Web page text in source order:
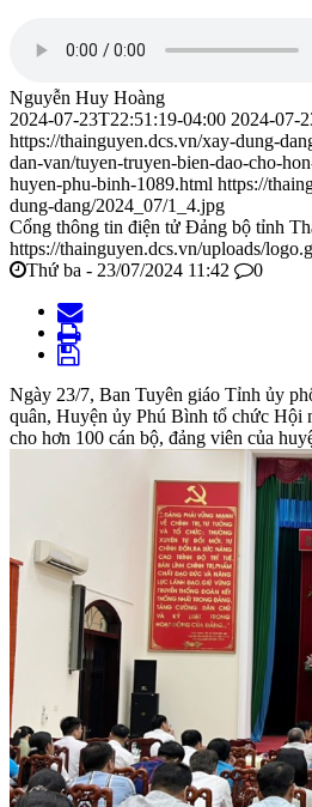
Nguyễn Huy Hoàng
2024-07-23T22:51:19-04:00 2024-07-
https://thainguyen.dcs.vn/xay-dung-
dan-van/tuyen-truyen-bien-dao-cho-
huyen-phu-binh-1089.html https://
dung-dang/2024_07/1_4.jpg
Cổng thông tin điện tử Đảng bộ tỉnh
https://thainguyen.dcs.vn/uploads/
Thứ ba - 23/07/2024 11:42
0
Ngày 23/7, Ban Tuyên giáo Tỉnh ủy
quân, Huyện ủy Phú Bình tổ chức Hội
cho hơn 100 cán bộ, đảng viên của